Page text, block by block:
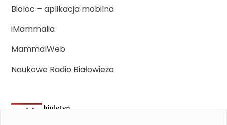
Bioloc – aplikacja mobilna
iMammalia
MammalWeb
Naukowe Radio Białowieża